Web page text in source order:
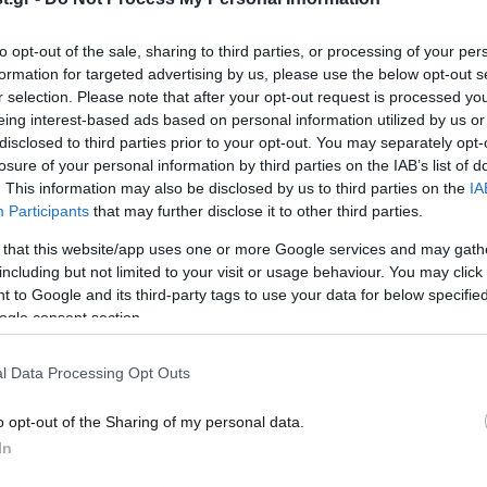
opt-out of the sale, sharing to third parties, or processing of your
for targeted advertising by us, please use the below opt-out
selection. Please note that after your opt-out request is processed
interest-based ads based on personal information utilized by us
to third parties prior to your opt-out. You may separately
of your personal information by third parties on the IAB’s list of
This information may also be disclosed by us to third parties on the
Participants that may further disclose it to other third parties.
that this website/app uses one or more Google services and may
but not limited to your visit or usage behaviour. You may
to Google and its third-party tags to use your data for below
consent section.
Data Processing Opt Outs
opt-out of the Sharing of my personal data.
Βάρκα-μπάρμπεκιου για…
διαφορετικά ταξίδια
Η βάρκα που χωράει σε… σακίδιο!